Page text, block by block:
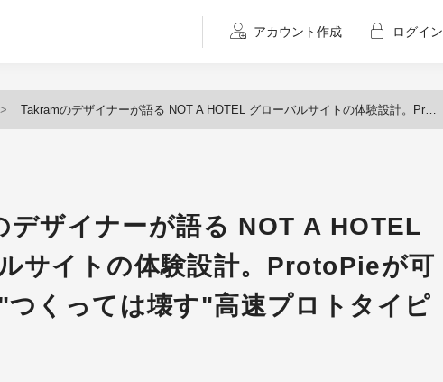
アカウント作成 ログイン
Takramのデザイナーが語る NOT A HOTEL グローバルサイトの体験設計。ProtoPieが可能にした"つくっては壊す"高速プロトタイピング術
デザイナーが語る NOT A HOTEL
サイトの体験設計。ProtoPieが可
つくっては壊す"高速プロトタイピ